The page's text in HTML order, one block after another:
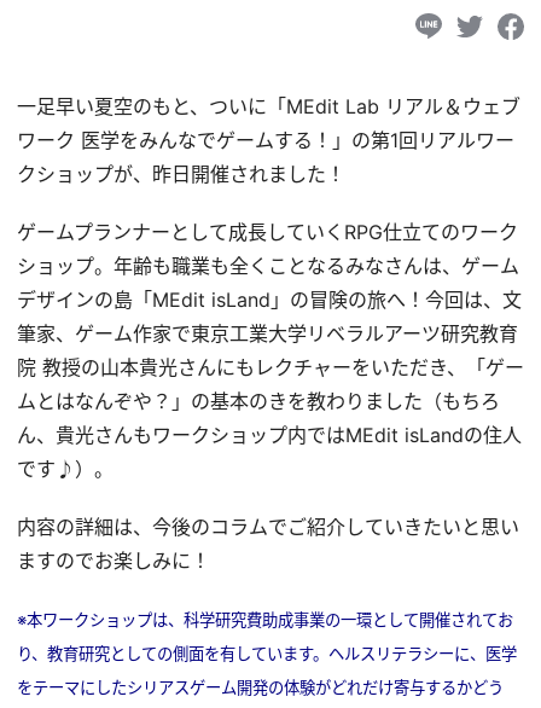
一足早い夏空のもと、ついに「MEdit Lab リアル＆ウェブ
ワーク 医学をみんなでゲームする！」の第1回リアルワー
クショップが、昨日開催されました！
ゲームプランナーとして成長していくRPG仕立てのワーク
ショップ。年齢も職業も全くことなるみなさんは、ゲーム
デザインの島「MEdit isLand」の冒険の旅へ！今回は、文
筆家、ゲーム作家で東京工業大学リベラルアーツ研究教育
院 教授の山本貴光さんにもレクチャーをいただき、「ゲー
ムとはなんぞや？」の基本のきを教わりました（もちろ
ん、貴光さんもワークショップ内ではMEdit isLandの住人
です♪）。
内容の詳細は、今後のコラムでご紹介していきたいと思い
ますのでお楽しみに！
※本ワークショップは、科学研究費助成事業の一環として開催されてお
り、教育研究としての側面を有しています。ヘルスリテラシーに、医学
をテーマにしたシリアスゲーム開発の体験がどれだけ寄与するかどう